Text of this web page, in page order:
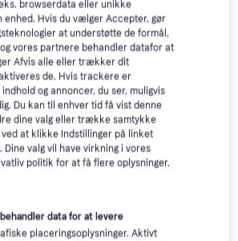
380 kr.
8 butikker
Plus Pipe Højbed Højbed
Højbed, Træ
browserdata eller unikke
enhed. Hvis du vælger Accepter, gør
at understøtte de formål,
vores partnere behandler datafor at
Afvis alle eller trækker dit
de. Hvis trackere er
og annoncer, du ser, muligvis
Du kan til enhver tid få vist denne
dine valg eller trække samtykke
at klikke Indstillinger på linket
Dine valg vil have virkning i vores
politik for at få flere oplysninger.
data for at levere
placeringsoplysninger. Aktivt